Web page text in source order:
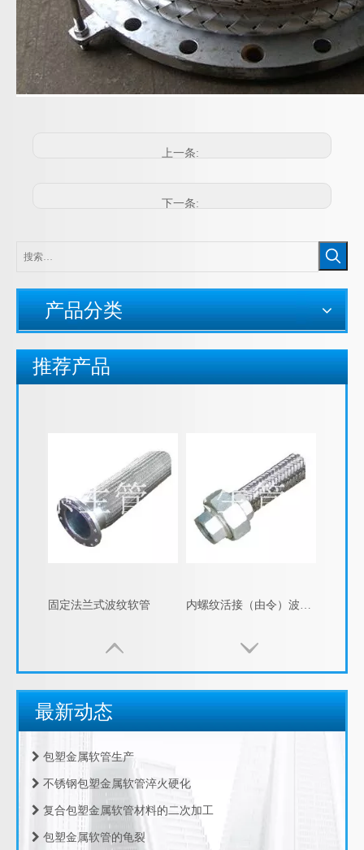
上一条:
下一条:
产品分类
推荐产品
固定法兰式波纹软管 内螺纹活接（由令）波纹管
活动内螺纹球头波纹软管
最新动态
江苏京生管业有限公司危险废物管理制度公司
包塑金属软管的制造工艺
复合包塑金属软管材料的二次加工
包塑金属软管的龟裂